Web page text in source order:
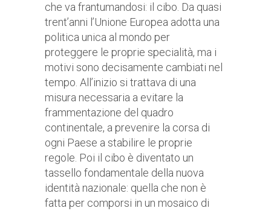
che va frantumandosi: il cibo. Da quasi
trent’anni l’Unione Europea adotta una
politica unica al mondo per
proteggere le proprie specialità, ma i
motivi sono decisamente cambiati nel
tempo. All’inizio si trattava di una
misura necessaria a evitare la
frammentazione del quadro
continentale, a prevenire la corsa di
ogni Paese a stabilire le proprie
regole. Poi il cibo è diventato un
tassello fondamentale della nuova
identità nazionale: quella che non è
fatta per comporsi in un mosaico di